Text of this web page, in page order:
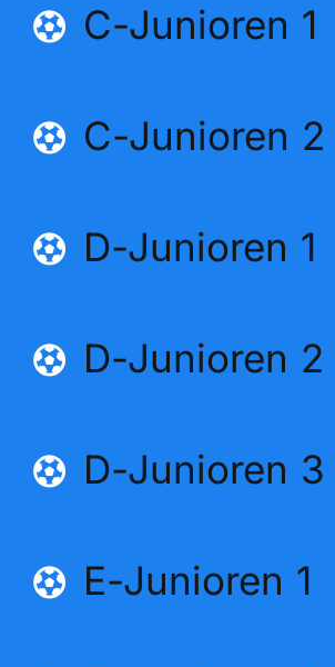
C-Junioren 1
C-Junioren 2
D-Junioren 1
D-Junioren 2
D-Junioren 3
E-Junioren 1